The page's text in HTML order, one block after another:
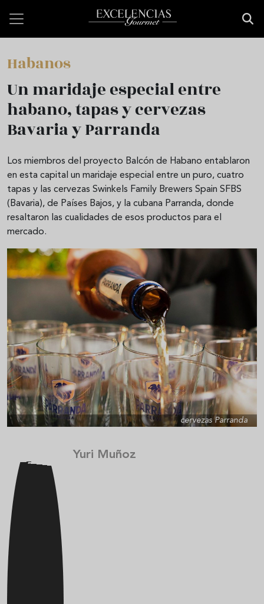
Habanos
Un maridaje especial entre
habano, tapas y cervezas
Bavaria y Parranda
Los miembros del proyecto Balcón de Habano entablaron
en esta capital un maridaje especial entre un puro, cuatro
tapas y las cervezas Swinkels Family Brewers Spain SFBS
(Bavaria), de Países Bajos, y la cubana Parranda, donde
resaltaron las cualidades de esos productos para el
mercado.
cervezas Parranda
Yuri Muñoz